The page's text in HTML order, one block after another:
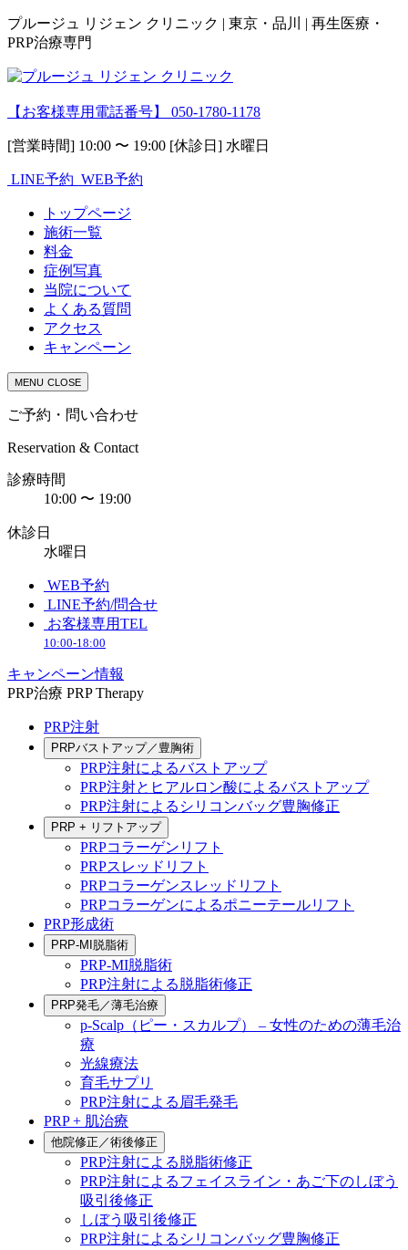
プルージュ リジェン クリニック | 東京・品川 | 再生医療・
PRP治療専門
【お客様専用電話番号】 050-1780-1178
[営業時間] 10:00 〜 19:00 [休診日] 水曜日
LINE予約 WEB予約
トップページ
施術一覧
料金
症例写真
当院について
よくある質問
アクセス
キャンペーン
MENU CLOSE
ご予約・問い合わせ
Reservation & Contact
診療時間
10:00 〜 19:00
休診日
水曜日
WEB予約
LINE予約/問合せ
お客様専用TEL
10:00-18:00
キャンペーン情報
PRP治療 PRP Therapy
PRP注射
PRPバストアップ／豊胸術
PRP注射によるバストアップ
PRP注射とヒアルロン酸によるバストアップ
PRP注射によるシリコンバッグ豊胸修正
PRP + リフトアップ
PRPコラーゲンリフト
PRPスレッドリフト
PRPコラーゲンスレッドリフト
PRPコラーゲンによるポニーテールリフト
PRP形成術
PRP-MI脱脂術
PRP-MI脱脂術
PRP注射による脱脂術修正
PRP発毛／薄毛治療
p-Scalp（ピー・スカルプ） – 女性のための薄毛治
療
光線療法
育毛サプリ
PRP注射による眉毛発毛
PRP + 肌治療
他院修正／術後修正
PRP注射による脱脂術修正
PRP注射によるフェイスライン・あご下のしぼう
吸引後修正
しぼう吸引後修正
PRP注射によるシリコンバッグ豊胸修正